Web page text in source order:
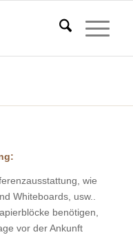
wie
Whiteboards, usw..
benötigen,
vor der Ankunft